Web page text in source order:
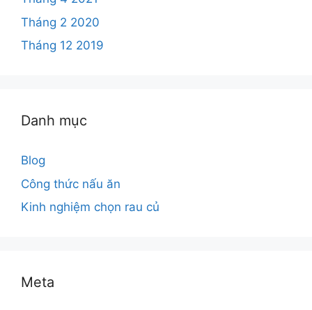
Tháng 2 2020
Tháng 12 2019
Danh mục
Blog
Công thức nấu ăn
Kinh nghiệm chọn rau củ
Meta